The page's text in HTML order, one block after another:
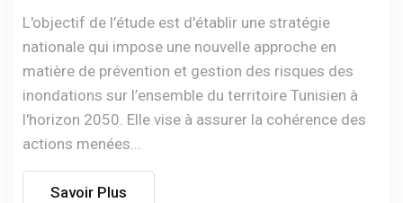
L'objectif de l’étude est d'établir une stratégie
nationale qui impose une nouvelle approche en
matière de prévention et gestion des risques des
inondations sur l’ensemble du territoire Tunisien à
l'horizon 2050. Elle vise à assurer la cohérence des
actions menées...
Savoir Plus